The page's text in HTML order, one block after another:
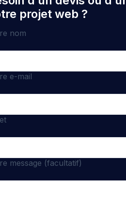
projet web ?
nom
e-mail
message (facultatif)